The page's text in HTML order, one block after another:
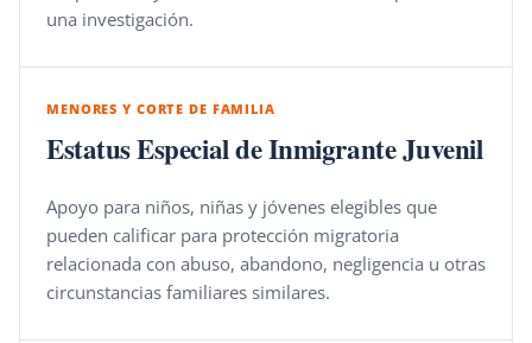
una investigación.
MENORES Y CORTE DE FAMILIA
Estatus Especial de Inmigrante Juvenil
Apoyo para niños, niñas y jóvenes elegibles que
pueden calificar para protección migratoria
relacionada con abuso, abandono, negligencia u otras
circunstancias familiares similares.